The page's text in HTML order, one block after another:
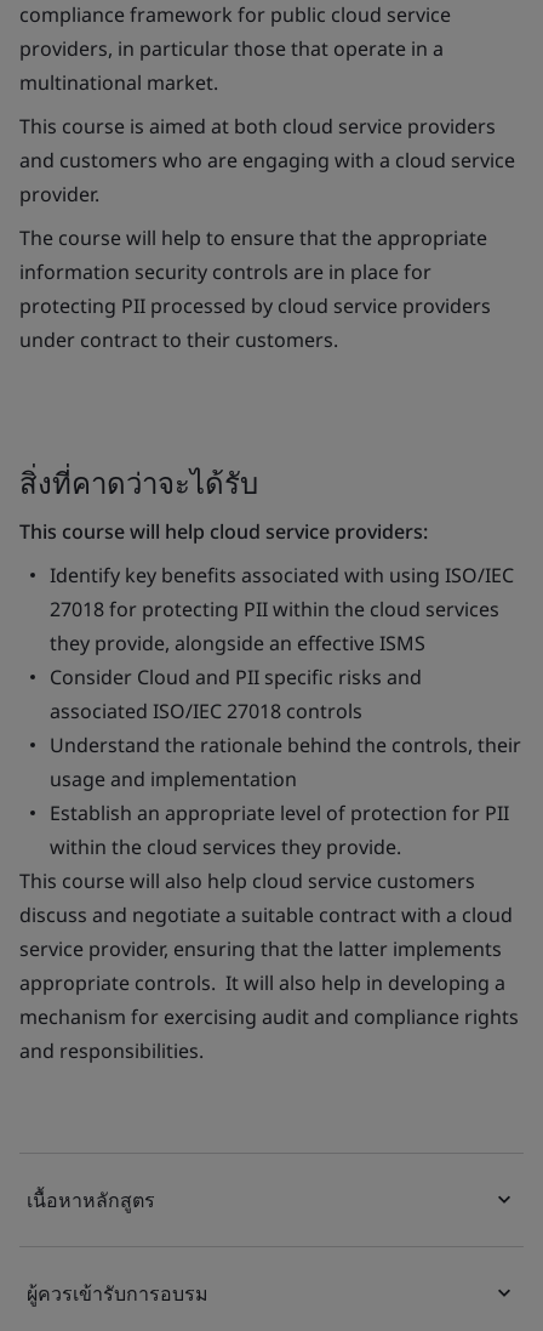
compliance framework for public cloud service
providers, in particular those that operate in a
multinational market.
This course is aimed at both cloud service providers
and customers who are engaging with a cloud service
provider.
The course will help to ensure that the appropriate
information security controls are in place for
protecting PII processed by cloud service providers
under contract to their customers.
สิ่งที่คาดว่าจะได้รับ
This course will help cloud service providers:
Identify key benefits associated with using ISO/IEC
27018 for protecting PII within the cloud services
they provide, alongside an effective ISMS
Consider Cloud and PII specific risks and
associated ISO/IEC 27018 controls
Understand the rationale behind the controls, their
usage and implementation
Establish an appropriate level of protection for PII
within the cloud services they provide.
This course will also help cloud service customers
discuss and negotiate a suitable contract with a cloud
service provider, ensuring that the latter implements
appropriate controls. It will also help in developing a
mechanism for exercising audit and compliance rights
and responsibilities.
เนื้อหาหลักสูตร
ผู้ควรเข้ารับการอบรม